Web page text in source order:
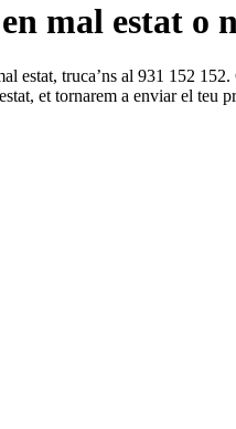
mal estat o
estat, truca’ns al 931 152
et tornarem a enviar el